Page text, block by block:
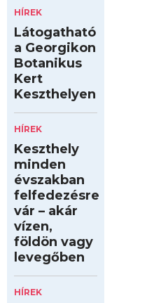
HÍREK
Látogatható
a Georgikon
Botanikus
Kert
Keszthelyen
HÍREK
Keszthely
minden
évszakban
felfedezésre
vár – akár
vízen,
földön vagy
levegőben
HÍREK